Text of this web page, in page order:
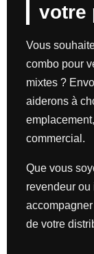
votre
Vous
combo pour
mixtes ?
aiderons à
commercial.
Que vous
revendeur
de votre